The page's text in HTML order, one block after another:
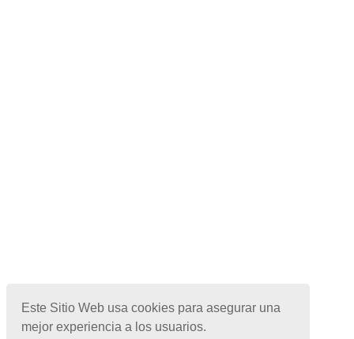
Este Sitio Web usa cookies para asegurar una
mejor experiencia a los usuarios.